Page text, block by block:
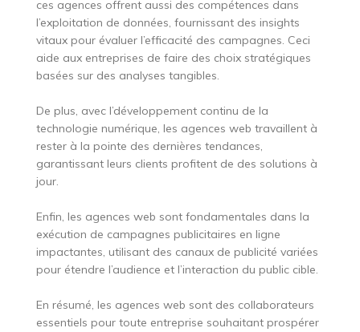
ces agences offrent aussi des compétences dans
l’exploitation de données, fournissant des insights
vitaux pour évaluer l’efficacité des campagnes. Ceci
aide aux entreprises de faire des choix stratégiques
basées sur des analyses tangibles.
De plus, avec l’développement continu de la
technologie numérique, les agences web travaillent à
rester à la pointe des dernières tendances,
garantissant leurs clients profitent de des solutions à
jour.
Enfin, les agences web sont fondamentales dans la
exécution de campagnes publicitaires en ligne
impactantes, utilisant des canaux de publicité variées
pour étendre l’audience et l’interaction du public cible.
En résumé, les agences web sont des collaborateurs
essentiels pour toute entreprise souhaitant prospérer